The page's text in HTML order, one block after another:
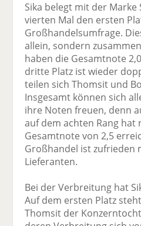
Sika belegt mit der
vierten Mal den ersten
Großhandelsumfrage.
allein, sondern
haben die Gesamtnote
dritte Platz ist wieder
teilen sich Thomsit und
Insgesamt können sich
ihre Noten freuen, denn
auf dem achten Rang hat
Gesamtnote von 2,5
Großhandel ist zufrieden
Lieferanten.
Bei der Verbreitung hat
Auf dem ersten Platz
Thomsit der